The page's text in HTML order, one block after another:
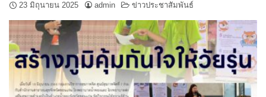
23 มิถุนายน 2025 admin ข่าวประชาสัมพันธ์